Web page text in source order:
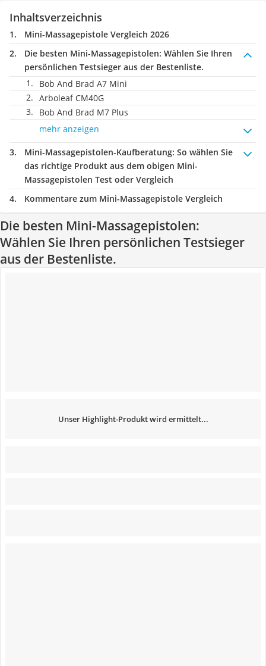
Inhaltsverzeichnis
Mini-Massagepistole Vergleich 2026
Die besten Mini-Massagepistolen: Wählen Sie Ihren
persönlichen Testsieger aus der Bestenliste.
Bob And Brad A7 Mini
Arboleaf CM40G
Bob And Brad M7 Plus
mehr anzeigen
Mini-Massagepistolen-Kaufberatung: So wählen Sie
das richtige Produkt aus dem obigen Mini-
Massagepistolen Test oder Vergleich
Kommentare zum Mini-Massagepistole Vergleich
Die besten Mini-Massagepistolen:
Wählen Sie Ihren persönlichen Testsieger
aus der Bestenliste.
Unser Highlight-Produkt wird ermittelt...